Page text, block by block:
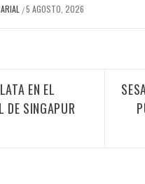
/5 AGOSTO, 2026
EN EL
DE SINGAPUR